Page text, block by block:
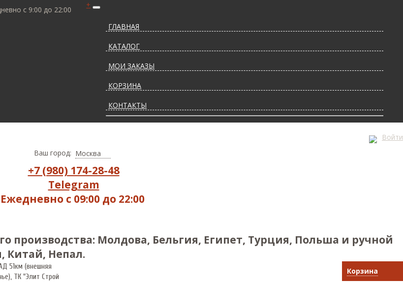
с 9:00 до 22:00
+
ГЛАВНАЯ
КАТАЛОГ
МОИ ЗАКАЗЫ
КОРЗИНА
КОНТАКТЫ
Войти
Ваш город: Москва
+7 (980) 174-28-48
Telegram
Ежедневно с 09:00 до 22:00
производства: Молдова, Бельгия, Египет, Турция, Польша и ручной
Китай, Непал.
51км (внешняя
ТК "Элит Строй
Корзина